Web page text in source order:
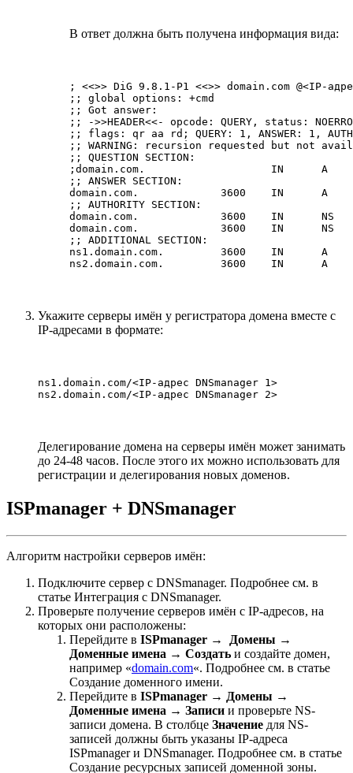
В ответ должна быть получена информация вида:
; <<>> DiG 9.8.1-P1 <<>> domain.com @<IP-
;; global options: +cmd
;; Got answer:
;; ->>HEADER<<- opcode: QUERY, status:
;; flags: qr aa rd; QUERY: 1, ANSWER: 1,
;; WARNING: recursion requested but not
;; QUESTION SECTION:
;domain.com.                    IN      A
;; ANSWER SECTION:
domain.com.             3600    IN      A
;; AUTHORITY SECTION:
domain.com.             3600    IN      NS
domain.com.             3600    IN      NS
;; ADDITIONAL SECTION:
ns1.domain.com.         3600    IN      A
Укажите серверы имён у регистратора домена вместе с
IP-адресами в формате:
ns1.domain.com/<IP-адрес DNSmanager 1>
Делегирование домена на серверы имён может занимать
до 24-48 часов. После этого их можно использовать для
регистрации и делегирования новых доменов.
ISPmanager + DNSmanager
Алгоритм настройки серверов имён:
Подключите сервер с DNSmanager. Подробнее см. в
статье Интеграция с DNSmanager.
Проверьте получение серверов имён с IP-адресов, на
которых они расположены:
Перейдите в ISPmanager →
Домены →
Доменные имена → Создать и создайте домен,
например «domain.com«. Подробнее см. в статье
Создание доменного имени.
Перейдите в ISPmanager → Домены →
Доменные имена → Записи и проверьте NS-
записи домена. В столбце Значение для NS-
записей должны быть указаны IP-адреса
ISPmanager и DNSmanager. Подробнее см. в статье
Создание ресурсных записей доменной зоны.